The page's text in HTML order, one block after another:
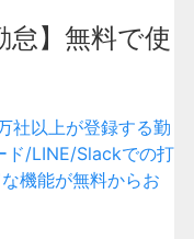
怠】無料で使
社以上が登録する勤
ド/LINE/Slackでの打
機能が無料からお